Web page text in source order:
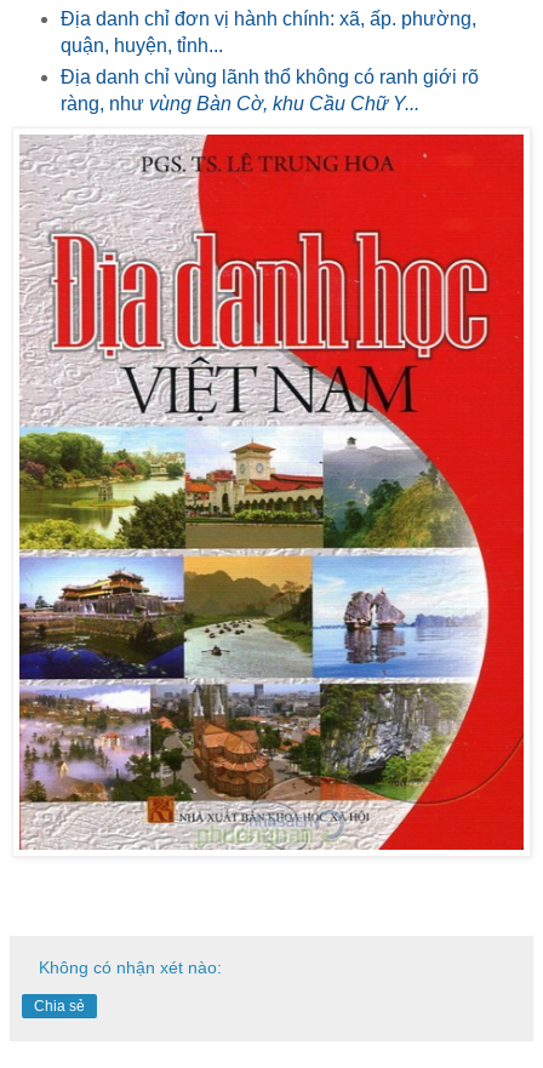
Địa danh chỉ đơn vị hành chính: xã, ấp. phường,
quận, huyện, tỉnh...
Địa danh chỉ vùng lãnh thổ không có ranh giới rõ
ràng, như vùng Bàn Cờ, khu Cầu Chữ Y...
Không có nhận xét nào:
Chia sẻ